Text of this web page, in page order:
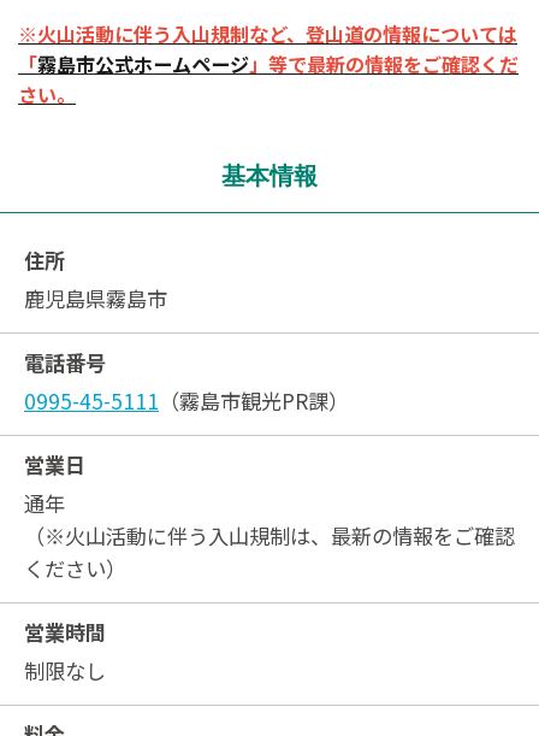
※火山活動に伴う入山規制など、登山道の情報については
「霧島市公式ホームページ」等で最新の情報をご確認くだ
さい。
基本情報
住所
鹿児島県霧島市
電話番号
0995-45-5111 （霧島市観光PR課）
営業日
通年
（※火山活動に伴う入山規制は、最新の情報をご確認
ください）
営業時間
制限なし